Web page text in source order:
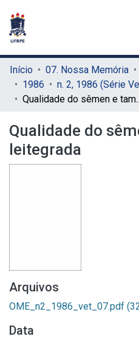
Início 07. Nossa Memória
1986
n. 2, 1986 (Série
Qualidade do
Qualidade do
leitegrada
Arquivos
OME_n2_1986_vet_07.pdf
Data